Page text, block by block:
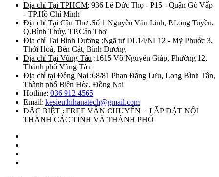
Địa chỉ Tại TPHCM: 936 Lê Đức Thọ - P15 - Quận Gò Vấp
- TP.Hồ Chí Minh
Địa chỉ Tại Cần Thơ:Số 1 Nguyễn Văn Linh, P.Long Tuyền,
Q.Bình Thủy, TP.Cần Thơ
Địa chỉ Tại Bình Dương :Ngã tư DL14/NL12 - Mỹ Phước 3,
Thới Hoà, Bến Cát, Bình Dương
Địa chỉ Tại Vũng Tàu :1615 Võ Nguyên Giáp, Phường 12,
Thành phố Vũng Tàu
Địa chỉ tại Đồng Nai :68/81 Phan Đăng Lưu, Long Bình Tân,
Thành phố Biên Hòa, Đồng Nai
Hotline: 036 912 4565
Email: kesieuthihanatech@gmail.com
ĐẶC BIỆT : FREE VẬN CHUYỂN + LẮP ĐẶT NỘI
THÀNH CÁC TỈNH VÀ THÀNH PHỐ